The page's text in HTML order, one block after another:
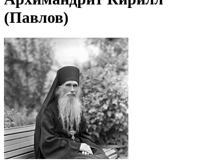
(Павлов)